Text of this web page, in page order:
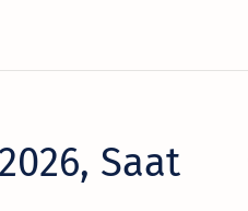
Saat